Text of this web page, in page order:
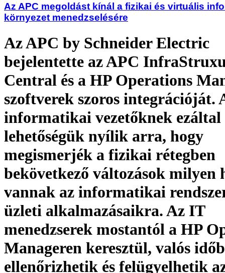
Az APC megoldást kínál a fizikai és virtuális
környezet menedzselésére
Az APC by Schneider Electric
bejelentette az APC
Central és a HP Operations
szoftverek szoros integrációját.
informatikai vezetőknek ezáltal
lehetőségük nyílik arra, hogy
megismerjék a fizikai rétegben
bekövetkező változások milyen
vannak az informatikai
üzleti alkalmazásaikra. Az IT
menedzserek mostantól a HP
Manageren keresztül, valós
ellenőrizhetik és felügyelhetik